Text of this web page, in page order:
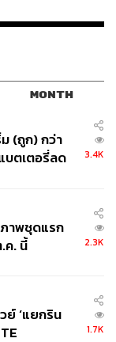
MONTH
(ถูก) กว่า
บตเตอรี่ลด
3.4K
าพชุดแรก
ค. นี้
2.3K
ย์ ‘แยกริน
1.7K